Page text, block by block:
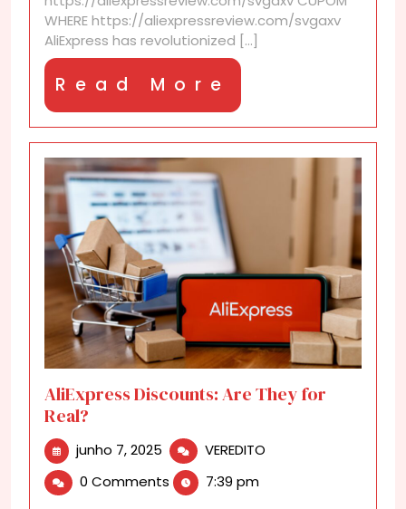
coupons?
WHERE https://aliexpressreview.com/svgaxv
AliExpress has revolutionized [...]
Read More
More
AliExpress Discounts: Are They for
Real?
junho 7, 2025 junho
2025
VEREDITO
0 Comments 7:39 pm